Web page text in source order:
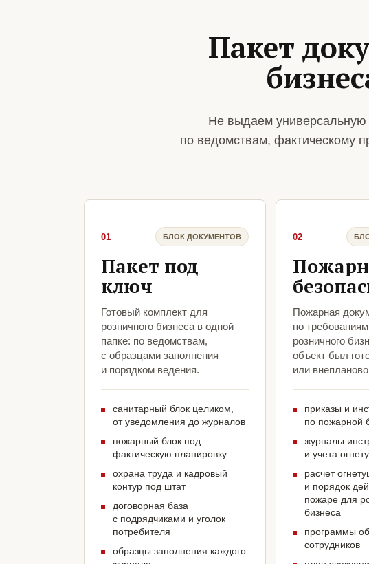
Пакет
Не выдаем универсальную
по ведомствам, фактическому
01 БЛОК ДОКУМЕНТОВ
Пакет под
ключ
Готовый комплект для
розничного бизнеса в одной
папке: по ведомствам,
с образцами заполнения
и порядком ведения.
санитарный блок целиком,
от уведомления до журналов
пожарный блок под
фактическую планировку
охрана труда и кадровый
контур под штат
договорная база
с подрядчиками и уголок
потребителя
образцы заполнения каждого
02
Пожарная
по
розничного
объект был
или
приказы и
по пожарной
журналы
и учета
расчет
и порядок
пожаре для
бизнеса
программы
сотрудников